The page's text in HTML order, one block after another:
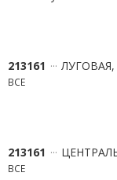
213161
ВСЕ
213161
ВСЕ